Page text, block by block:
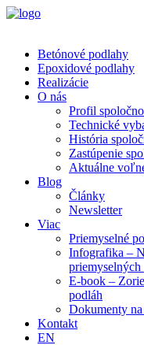
Betónové podlahy
Epoxidové podlahy
Realizácie
O nás
Profil
Technické
História
Zastúpenie
Aktuálne
Blog
Články
Newsletter
Viac
Priemyselné
Infografika –
priemyselných
E-book –
podláh
Dokumenty
Kontakt
EN